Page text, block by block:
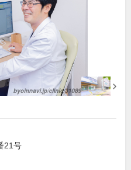
21号